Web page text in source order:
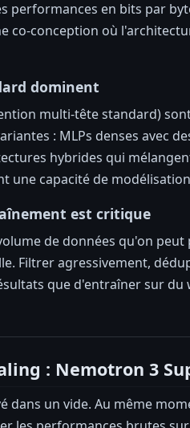
performances en bits par
co-conception où
dominent
multi-tête standard)
: MLPs denses avec
hybrides qui
une capacité de
est critique
de données qu'on
Filtrer agressivement,
que d'entraîner sur
: Nemotron 3
dans un vide. Au même